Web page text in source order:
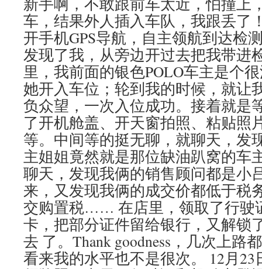
车，结果外人插入车队，我跟丢了
开手机GPS导航，自主领航到达检
发现了我，从旁边开过去把我带进
里，我前面的银色POLO车主是个
她开入车位；轮到我的时候，就让
负众望，一次入位成功。接着就是
了开机舱盖、开天窗拍照、粘贴照
等。中间等的挺无聊，就聊天，发
主姐姐竟然就是那位缺油趴窝的车
聊天，发现我俩的销售顾问都是小
来，又发现我俩的成交价都低于税
交购置税…… 在店里，领取了行驶
卡，把部分证件留给银行，又解锁
去 了。Thank goodness，几次上路
看来我的水平也不是很次。 12月